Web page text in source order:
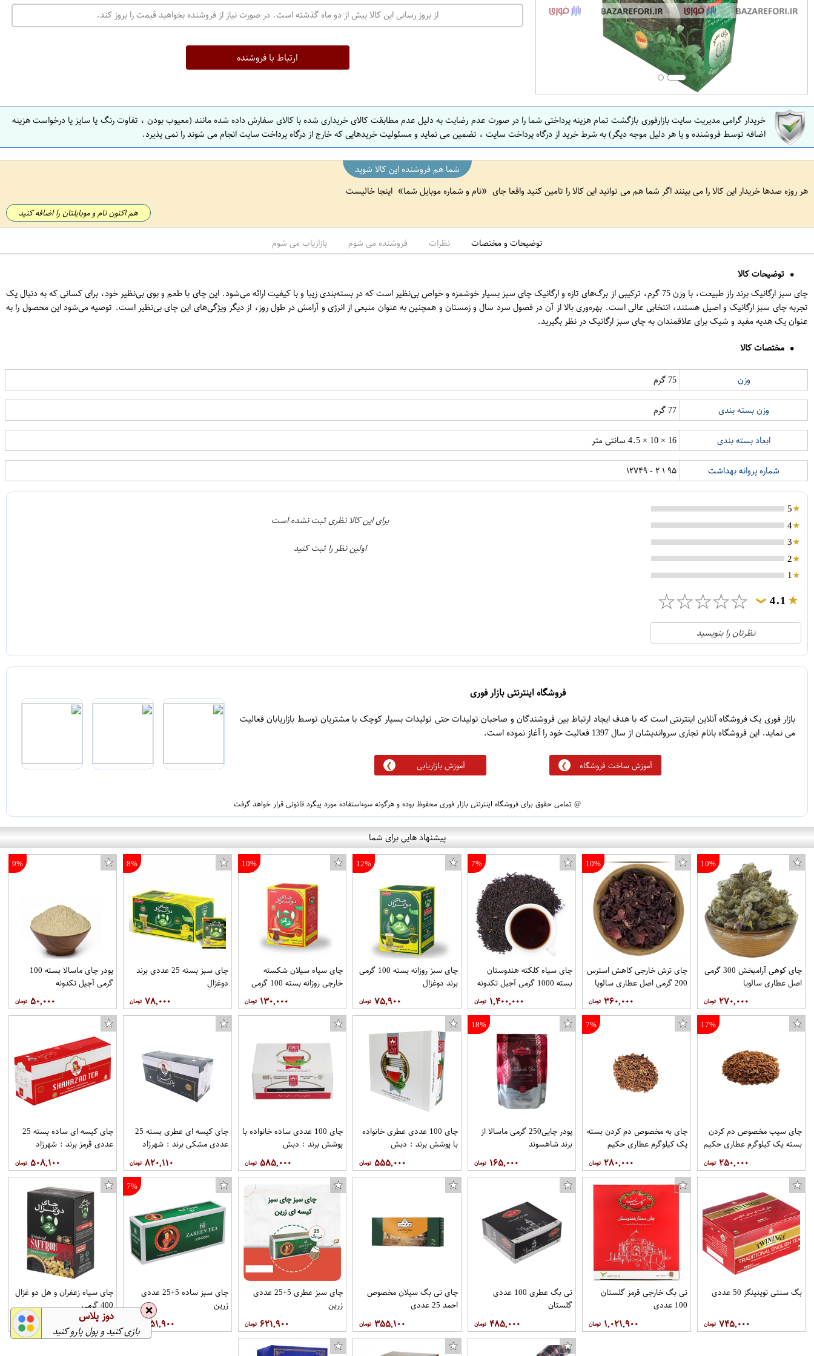
ت
ه
ن
ص
ف
ا
ف
از بروز رسانی این کالا بیش از دو ماه گذشته است. در صورت نیاز از فروشنده بخواهید قیمت را بروز کند.
ارتباط با فروشنده
خریدار گرامی مدیریت سایت بازارفوری بازگشت تمام هزینه پرداختی شما را در صورت عدم رضایت به دلیل عدم مطابقت کالای خریداری شده با کالای سفارش داده شده مانند (معیوب بودن ، تفاوت رنگ یا سایز یا درخواست هزینه
اضافه توسط فروشنده و یا هر دلیل موجه دیگر) به شرط خرید از درگاه پرداخت سایت ، تضمین می نماید و مسئولیت خریدهایی که خارج از درگاه پرداخت سایت انجام می شوند را نمی پذیرد.
شما هم فروشنده این کالا شوید
هر روزه صدها خریدار این کالا را می بینند اگر شما هم می توانید این کالا را تامین کنید واقعا جای
نام و شماره موبایل شما اینجا خالیست
هم اکنون نام و موبایلتان را اضافه کنید
توضیحات و مختصات نظرات فروشنده می شوم بازاریاب می شوم
توضیحات کالا
چای سبز ارگانیک برند راز طبیعت، با وزن 75 گرم، ترکیبی از برگ‌های تازه و ارگانیک چای سبز بسیار خوشمزه و خواص بی‌نظیر است که در بسته‌بندی زیبا و با کیفیت ارائه می‌شود. این چای با طعم و بوی بی‌نظیر خود، برای کسانی که به دنبال یک
تجربه چای سبز ارگانیک و اصیل هستند، انتخابی عالی است. بهره‌وری بالا از آن در فصول سرد سال و زمستان و همچنین به عنوان منبعی از انرژی و آرامش در طول روز، از دیگر ویژگی‌های این چای بی‌نظیر است. توصیه می‌شود این محصول را به
عنوان یک هدیه مفید و شیک برای علاقمندان به چای سبز ارگانیک در نظر بگیرید.
مختصات کالا
وزن 75 گرم
وزن بسته بندی 77 گرم
ابعاد بسته بندی 16 × 10 × 4.5 سانتی متر
شماره پروانه بهداشت ۹۵ ۱ ۲ - ۱۲۷۴۹
5
4
3
2
1
4.1
❯
☆
☆
☆
☆
☆
21
3
1
1
5
نظرتان را بنویسید
برای این کالا نظری ثبت نشده است
اولین نظر را ثبت کنید
فروشگاه اینترنتی بازار فوری
بازار فوری یک فروشگاه آنلاین اینترنتی است که با هدف ایجاد ارتباط بین فروشندگان و صاحبان تولیدات حتی تولیدات بسیار کوچک با مشتریان توسط بازاریابان فعالیت
می نماید. این فروشگاه بانام تجاری سرواندیشان از سال 1397 فعالیت خود را آغاز نموده است.
آموزش ساخت فروشگاه آموزش بازاریابی
@ تمامی حقوق برای فروشگاه اینترنتی بازار فوری محفوظ بوده و هرگونه سوءاستفاده مورد پیگرد قانونی قرار خواهد گرفت
پیشنهاد هایی برای شما
10%
چای کوهی آرامبخش 300 گرمی
اصل عطاری سالویا
۲۷۰,۰۰۰
10%
چای ترش خارجی کاهش استرس
200 گرمی اصل عطاری سالویا
۳۶۰,۰۰۰
7%
چای سیاه کلکته هندوستان
بسته 1000 گرمی آجیل تکدونه
۱,۴۰۰,۰۰۰
12%
چای سبز روزانه بسته 100 گرمی
برند دوغزال
۷۵,۹۰۰
10%
چای سیاه سیلان شکسته
خارجی روزانه بسته 100 گرمی
۱۳۰,۰۰۰
8%
چای سبز بسته 25 عددی برند
دوغزال
۷۸,۰۰۰
9%
پودر چای ماسالا بسته 100
گرمی آجیل تکدونه
۵۰,۰۰۰
17%
چای سیب مخصوص دم کردن
بسته یک کیلوگرم عطاری حکیم
۲۵۰,۰۰۰
7%
چای به مخصوص دم کردن بسته
یک کیلوگرم عطاری حکیم
۲۸۰,۰۰۰
18%
پودر چایی250 گرمی ماسالا از
برند شاهسوند
۱۶۵,۰۰۰
چای 100 عددی عطری خانواده
با پوشش برند : دبش
۵۵۵,۰۰۰
چای 100 عددی ساده خانواده با
پوشش برند : دبش
۵۸۵,۰۰۰
چای کیسه ای عطری بسته 25
عددی مشکی برند : شهرزاد
۸۲۰,۱۱۰
چای کیسه ای ساده بسته 25
عددی قرمز برند : شهرزاد
۵۰۸,۱۰۰
بگ سنتی توینینگز 50 عددی
۷۴۵,۰۰۰
تی بگ خارجی قرمز گلستان
100 عددی
۱,۰۲۱,۹۰۰
تی بگ عطری 100 عددی
گلستان
۴۸۵,۰۰۰
چای تی بگ سیلان مخصوص
احمد 25 عددی
۳۵۵,۱۰۰
چای سبز عطری 5+25 عددی
زرین
۶۲۱,۹۰۰
7%
چای سبز ساده 5+25 عددی
زرین
۹۵۱,۹۰۰
چای سیاه زعفران و هل دو غزال
400 گرمی
۱,۵۱۹,۰۰۰
❌ دوز پلاس
بازی کنید و پول پارو کنید